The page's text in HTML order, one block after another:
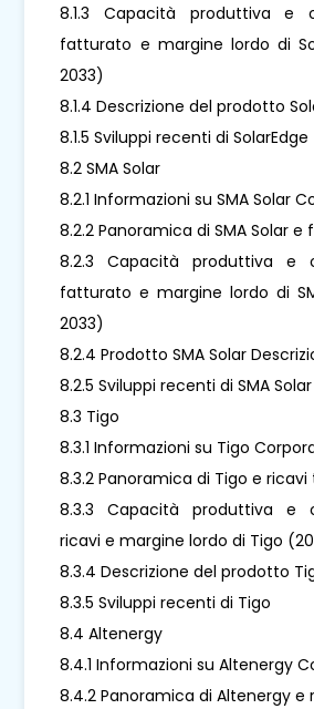
8.1.3 Capacità produttiva e
fatturato e margine lordo di
2033)
8.1.4 Descrizione del prodotto
8.1.5 Sviluppi recenti di SolarEdge
8.2 SMA Solar
8.2.1 Informazioni su SMA Solar
8.2.2 Panoramica di SMA Solar
8.2.3 Capacità produttiva e
fatturato e margine lordo di
2033)
8.2.4 Prodotto SMA Solar
8.2.5 Sviluppi recenti di SMA Solar
8.3 Tigo
8.3.1 Informazioni su Tigo
8.3.2 Panoramica di Tigo e ricavi
8.3.3 Capacità produttiva e
ricavi e margine lordo di Tigo
8.3.4 Descrizione del prodotto
8.3.5 Sviluppi recenti di Tigo
8.4 Altenergy
8.4.1 Informazioni su Altenergy
8.4.2 Panoramica di Altenergy e